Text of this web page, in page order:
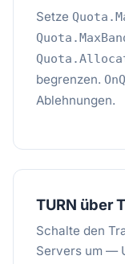
Setze
begrenzen.
Ablehnungen.
TURN über
Schalte den
Servers um —